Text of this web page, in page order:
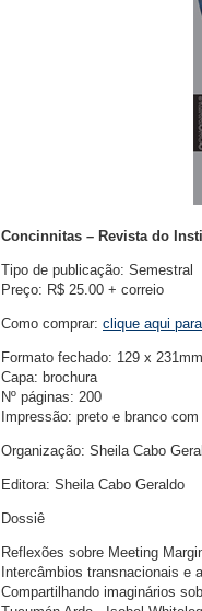
Concinnitas – Revista do
Tipo de publicação: Semestral
Preço: R$ 25.00 + correio
Como comprar: clique aqui
Formato fechado: 129 x 231mm
Capa: brochura
Nº páginas: 200
Impressão: preto e branco
Organização: Sheila Cabo
Editora: Sheila Cabo Geraldo
Dossiê
Reflexões sobre Meeting
Intercâmbios transnacionais e
Compartilhando imaginários